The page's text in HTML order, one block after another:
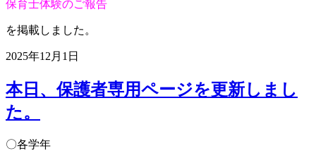
保育士体験のご報告
を掲載しました。
2025年12月1日
本日、保護者専用ページを更新しまし
た。
〇各学年